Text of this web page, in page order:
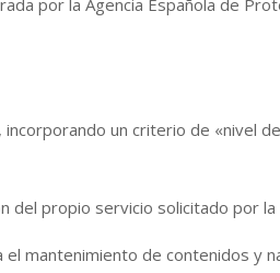
por la Agencia Española de
un criterio de «nivel
propio servicio solicitado por la
mantenimiento de contenidos y